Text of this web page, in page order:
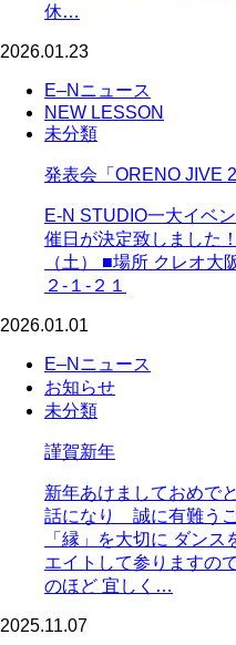
休…
2026.01.23
E–Nニュース
NEW LESSON
未分類
発表会「ORENO JIVE
E-N STUDIO一大イベ
催日が決定致しました
（土） ■場所 クレオ
２-１-２１
2026.01.01
E–Nニュース
お知らせ
未分類
謹賀新年
新年あけましておめで
話になり 誠に有難う
「縁」を大切に ダン
エイトして参りますの
のほど 宜しく…
2025.11.07